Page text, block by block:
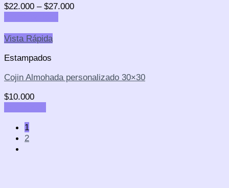
$22.000 – $27.000
Vista Rápida
Estampados
Cojin Almohada personalizado 30×30
$10.000
1
2